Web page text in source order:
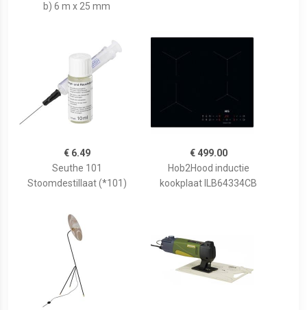
b) 6 m x 25 mm
€ 6.49
Seuthe 101
Stoomdestillaat (*101)
€ 499.00
Hob2Hood inductie
kookplaat ILB64334CB